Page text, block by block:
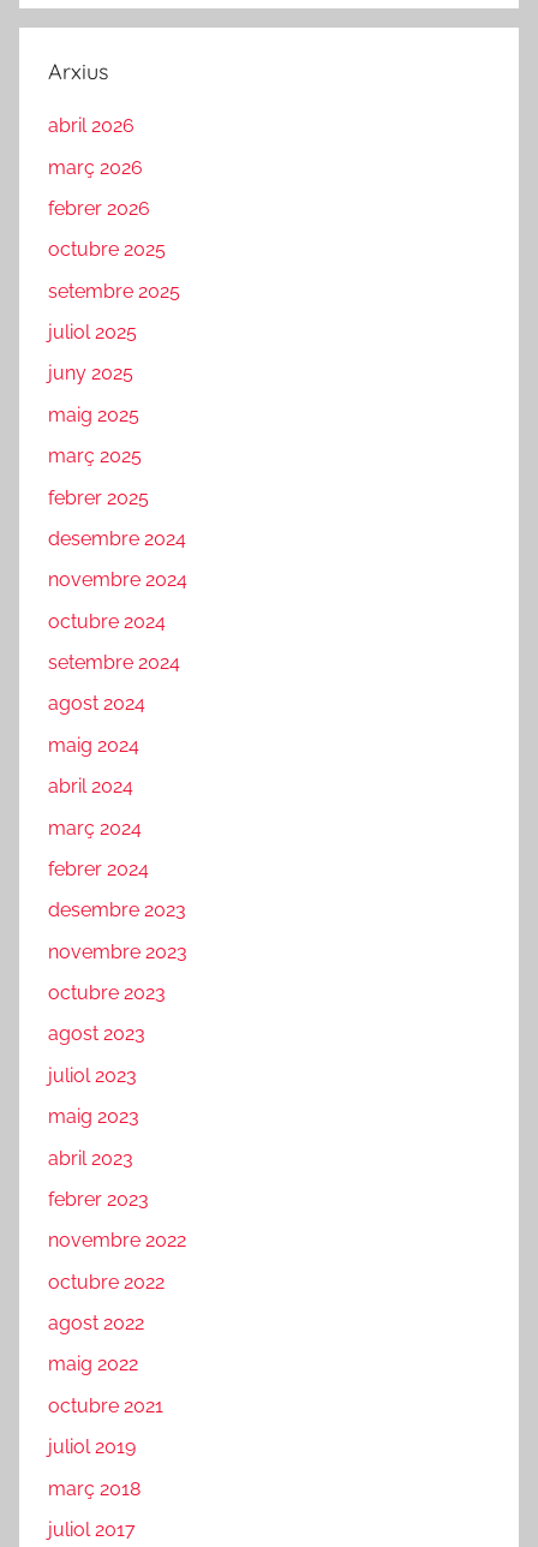
Arxius
abril 2026
març 2026
febrer 2026
octubre 2025
setembre 2025
juliol 2025
juny 2025
maig 2025
març 2025
febrer 2025
desembre 2024
novembre 2024
octubre 2024
setembre 2024
agost 2024
maig 2024
abril 2024
març 2024
febrer 2024
desembre 2023
novembre 2023
octubre 2023
agost 2023
juliol 2023
maig 2023
abril 2023
febrer 2023
novembre 2022
octubre 2022
agost 2022
maig 2022
octubre 2021
juliol 2019
març 2018
juliol 2017